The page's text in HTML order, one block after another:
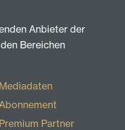
Anbieter der
Bereichen
Mediadaten
Abonnement
Premium Partner